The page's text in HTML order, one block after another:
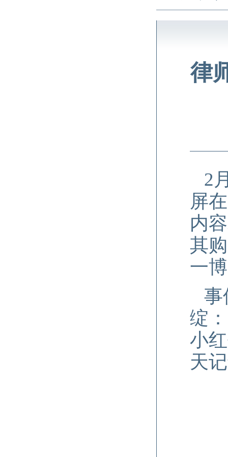
律
2
屏
内
其
一
事
绽
小
天